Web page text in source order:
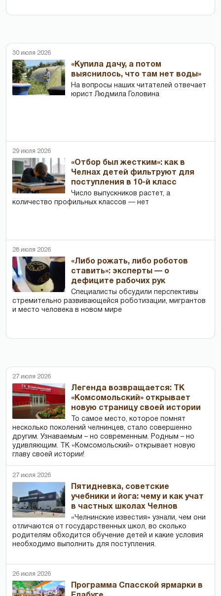
30 июля 2026
«Купила дачу, а потом
выяснилось, что там нет воды»
На вопросы наших читателей отвечает
юрист Людмила Головина
29 июля 2026
«Отбор был жестким»: как в
Челнах детей фильтруют для
поступления в 10-й класс
Число выпускников растет, а
количество профильных классов — нет
28 июля 2026
«Либо рожать, либо роботов
ставить»: эксперты — о
дефиците рабочих рук
Специалисты обсудили перспективы
стремительно развивающейся роботизации, мигрантов
и место человека в новом мире
27 июля 2026
Легенда возвращается: ТК
«Комсомольский» открывает
новую страницу своей истории
То самое место, которое помнят
несколько поколений челнинцев, стало совершенно
другим. Узнаваемым – но современным. Родным – но
удивляющим. ТК «Комсомольский» открывает новую
главу своей истории!
27 июля 2026
Пятидневка, советские
учебники и йога: чему и как учат
в частных школах Челнов
«Челнинские известия» узнали, чем они
отличаются от государственных школ, во сколько
родителям обходится обучение детей и какие условия
необходимо выполнить для поступления.
26 июля 2026
Программа Спасской ярмарки в